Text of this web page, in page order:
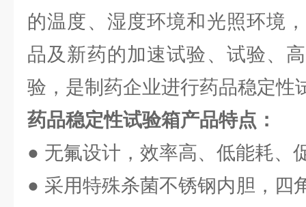
的温度、湿度环境和光照环境
品及新药的加速试验、试验、
验，是制药企业进行药品稳定性
药品稳定性试验箱产品特点：
● 无氟设计，效率高、低能耗、
● 采用特殊杀菌不锈钢内胆，四